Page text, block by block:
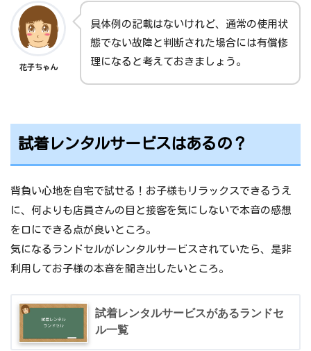
花子ちゃん
具体例の記載はないけれど、通常の使用状
態でない故障と判断された場合には有償修
理になると考えておきましょう。
試着レンタルサービスはあるの？
背負い心地を自宅で試せる！お子様もリラックスできるうえ
に、何よりも店員さんの目と接客を気にしないで本音の感想
を口にできる点が良いところ。
気になるランドセルがレンタルサービスされていたら、是非
利用してお子様の本音を聞き出したいところ。
試着レンタルサービスがあるランドセ
ル一覧